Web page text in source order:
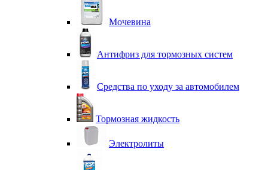
Мочевина
Антифриз для тормозных систем
Средства по уходу за автомобилем
Тормозная жидкость
Электролиты